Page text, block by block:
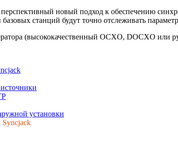
новый подход к обеспечению
станций будут точно отслеживать
(высококачественный OCXO, DOCXO
установки
Syncjack